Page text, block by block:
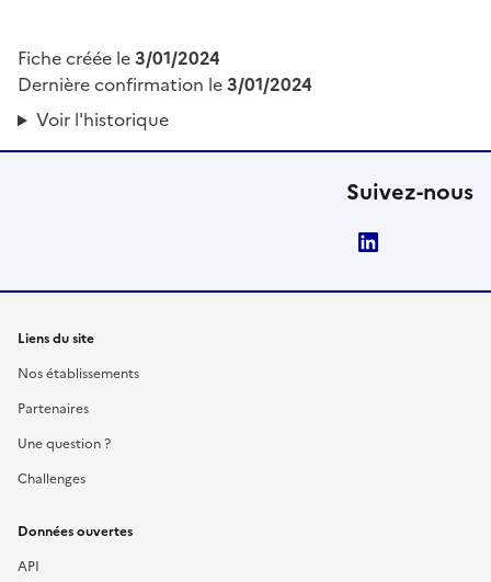
Fiche créée le3/01/2024
Dernière confirmation le3/01/2024
Voir l'historique
Suivez-nous
Liens du site
Nos établissements
Partenaires
Une question ?
Challenges
Données ouvertes
API